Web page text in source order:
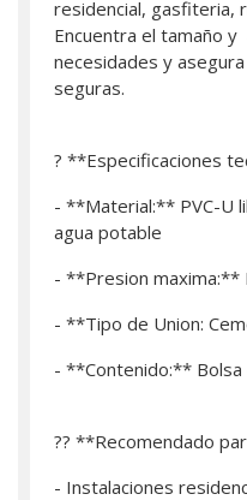
residencial, gasfiteria,
Encuentra el tamaño
necesidades y
seguras.
? **Especificaciones
- **Material:** PVC-U
agua potable
- **Presion maxima:**
- **Tipo de Union:
- **Contenido:** Bolsa
?? **Recomendado
- Instalaciones